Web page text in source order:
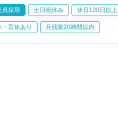
員採用 土日祝休み 休日120日以上
・育休あり 月残業20時間以内